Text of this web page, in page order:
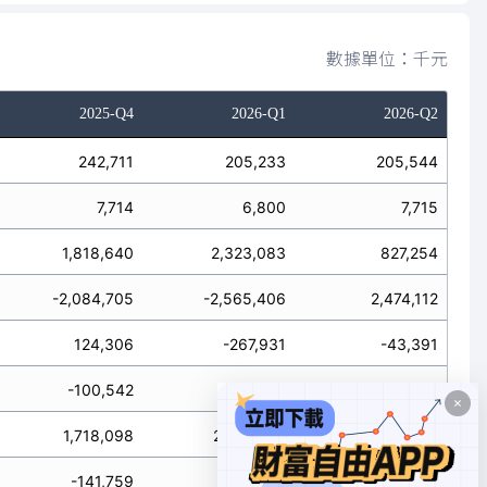
數據單位：千元
2025-Q4 2026-Q1 2026-Q2
242,711 205,233 205,544
7,714 6,800 7,715
1,818,640 2,323,083 827,254
-2,084,705 -2,565,406 2,474,112
124,306 -267,931 -43,391
-100,542 -57,042
1,718,098 2,266,041 736,554
-141,759 -510,254 3,257,975